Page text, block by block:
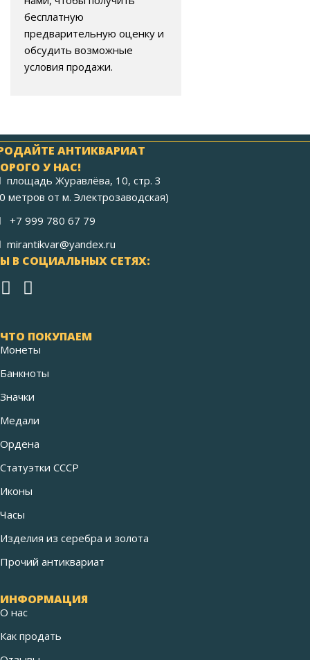
бесплатную
предварительную оценку и
обсудить возможные
условия продажи.
АНТИКВАРИАТ
У НАС!
площадь Журавлёва, 10, стр. 3
метров от м. Электрозаводская)
+7 999 780 67 79
mirantikvar@yandex.ru
В СОЦИАЛЬНЫХ СЕТЯХ:
ЧТО ПОКУПАЕМ
Монеты
Банкноты
Значки
Медали
Ордена
Статуэтки СССР
Иконы
Часы
Изделия из серебра и золота
Прочий антиквариат
ИНФОРМАЦИЯ
О нас
Как продать